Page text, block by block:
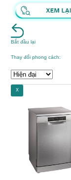
Bắt đầu lại
Thay đổi phong cách:
X